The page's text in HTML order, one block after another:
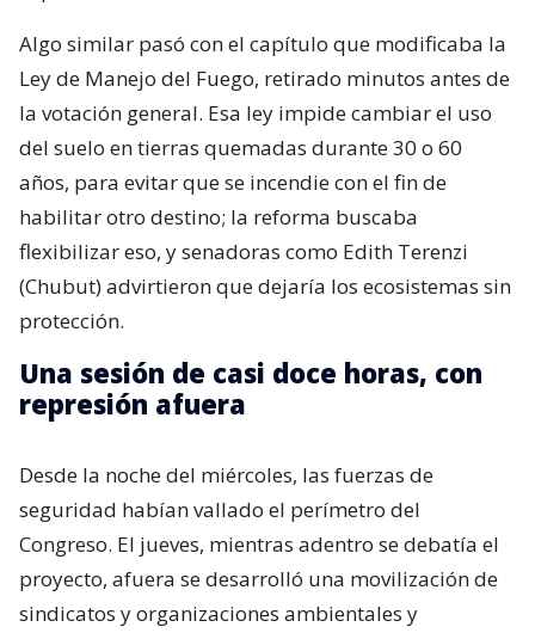
Algo similar pasó con el capítulo que modificaba la
Ley de Manejo del Fuego, retirado minutos antes de
la votación general. Esa ley impide cambiar el uso
del suelo en tierras quemadas durante 30 o 60
años, para evitar que se incendie con el fin de
habilitar otro destino; la reforma buscaba
flexibilizar eso, y senadoras como Edith Terenzi
(Chubut) advirtieron que dejaría los ecosistemas sin
protección.
Una sesión de casi doce horas, con
represión afuera
Desde la noche del miércoles, las fuerzas de
seguridad habían vallado el perímetro del
Congreso. El jueves, mientras adentro se debatía el
proyecto, afuera se desarrolló una movilización de
sindicatos y organizaciones ambientales y